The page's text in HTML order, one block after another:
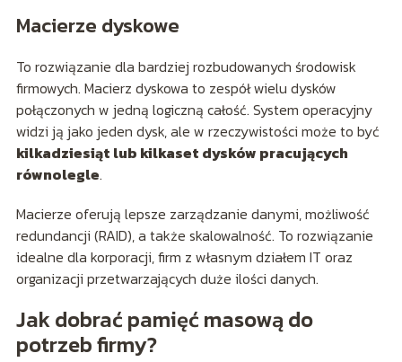
Macierze dyskowe
To rozwiązanie dla bardziej rozbudowanych środowisk
firmowych. Macierz dyskowa to zespół wielu dysków
połączonych w jedną logiczną całość. System operacyjny
widzi ją jako jeden dysk, ale w rzeczywistości może to być
kilkadziesiąt lub kilkaset dysków pracujących
równolegle.
Macierze oferują lepsze zarządzanie danymi, możliwość
redundancji (RAID), a także skalowalność. To rozwiązanie
idealne dla korporacji, firm z własnym działem IT oraz
organizacji przetwarzających duże ilości danych.
Jak dobrać pamięć masową do
potrzeb firmy?